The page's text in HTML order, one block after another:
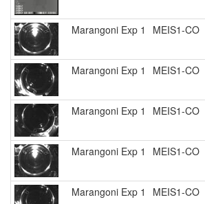
Marangoni Exp 1 MEIS1-CO
Marangoni Exp 1 MEIS1-CO
Marangoni Exp 1 MEIS1-CO
Marangoni Exp 1 MEIS1-CO
Marangoni Exp 1 MEIS1-CO